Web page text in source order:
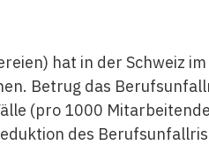
hat in der Schweiz
Betrug das
(pro 1000
des